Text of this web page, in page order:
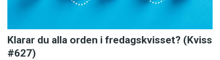
Klarar du alla orden i fredagskvisset? (Kviss
#627)